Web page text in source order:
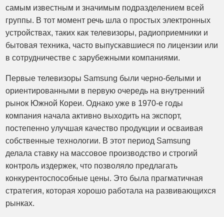
самым известным и значимым подразделением всей
группы. В тот момент речь шла о простых электронных
устройствах, таких как телевизоры, радиоприемники и
бытовая техника, часто выпускавшиеся по лицензии или
в сотрудничестве с зарубежными компаниями.
Первые телевизоры Samsung были черно-белыми и
ориентированными в первую очередь на внутренний
рынок Южной Кореи. Однако уже в 1970-е годы
компания начала активно выходить на экспорт,
постепенно улучшая качество продукции и осваивая
собственные технологии. В этот период Samsung
делала ставку на массовое производство и строгий
контроль издержек, что позволяло предлагать
конкурентоспособные цены. Это была прагматичная
стратегия, которая хорошо работала на развивающихся
рынках.